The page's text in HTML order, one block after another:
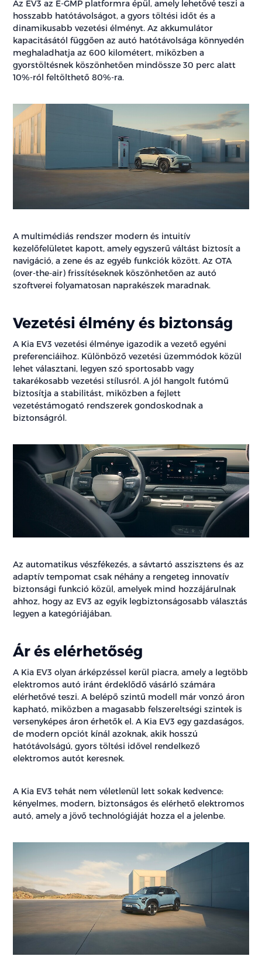
Az EV3 az E-GMP platformra épül, amely lehetővé teszi a
hosszabb hatótávolságot, a gyors töltési időt és a
dinamikusabb vezetési élményt. Az akkumulátor
kapacitásától függően az autó hatótávolsága könnyedén
meghaladhatja az 600 kilométert, miközben a
gyorstöltésnek köszönhetően mindössze 30 perc alatt
10%-ról feltölthető 80%-ra.
A multimédiás rendszer modern és intuitív
kezelőfelületet kapott, amely egyszerű váltást biztosít a
navigáció, a zene és az egyéb funkciók között. Az OTA
(over-the-air) frissítéseknek köszönhetően az autó
szoftverei folyamatosan naprakészek maradnak.
Vezetési élmény és biztonság
A Kia EV3 vezetési élménye igazodik a vezető egyéni
preferenciáihoz. Különböző vezetési üzemmódok közül
lehet választani, legyen szó sportosabb vagy
takarékosabb vezetési stílusról. A jól hangolt futómű
biztosítja a stabilitást, miközben a fejlett
vezetéstámogató rendszerek gondoskodnak a
biztonságról.
Az automatikus vészfékezés, a sávtartó asszisztens és az
adaptív tempomat csak néhány a rengeteg innovatív
biztonsági funkció közül, amelyek mind hozzájárulnak
ahhoz, hogy az EV3 az egyik legbiztonságosabb választás
legyen a kategóriájában.
Ár és elérhetőség
A Kia EV3 olyan árképzéssel kerül piacra, amely a legtöbb
elektromos autó iránt érdeklődő vásárló számára
elérhetővé teszi. A belépő szintű modell már vonzó áron
kapható, miközben a magasabb felszereltségi szintek is
versenyképes áron érhetők el. A Kia EV3 egy gazdaságos,
de modern opciót kínál azoknak, akik hosszú
hatótávolságú, gyors töltési idővel rendelkező
elektromos autót keresnek.
A Kia EV3 tehát nem véletlenül lett sokak kedvence:
kényelmes, modern, biztonságos és elérhető elektromos
autó, amely a jövő technológiáját hozza el a jelenbe.